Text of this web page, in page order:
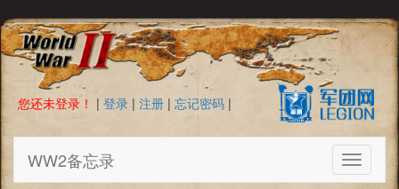
您还未登录！ | 登录 | 注册 | 忘记密码 |
Toggle
WW2备忘录